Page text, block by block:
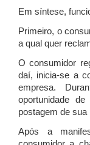
Em síntese,
Primeiro, o
a qual quer
O consumidor
daí, inicia-se a
empresa.
oportunidade
postagem de sua
Após a